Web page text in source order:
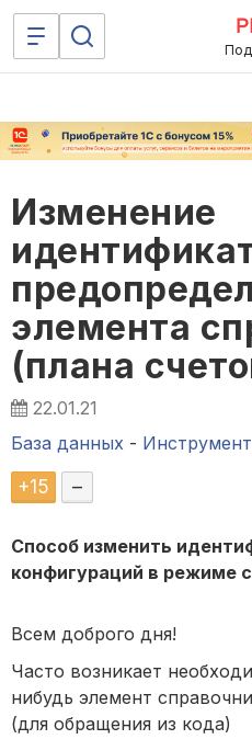
Изменение
элемента
(плана
22.01.21
База данных -
+15 –
Способ изменить
конфигураций в режиме
Всем доброго дня!
Часто возникает
нибудь элемент
(для обращения из кода)